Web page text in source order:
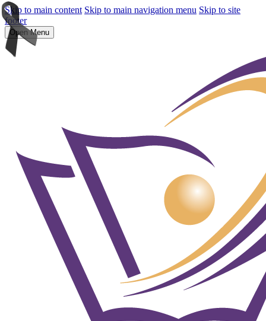
Skip to main content Skip to main navigation menu Skip to site
footer
Open Menu